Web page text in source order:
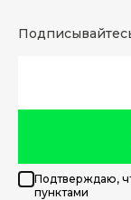
Подтверждаю,
пунктами